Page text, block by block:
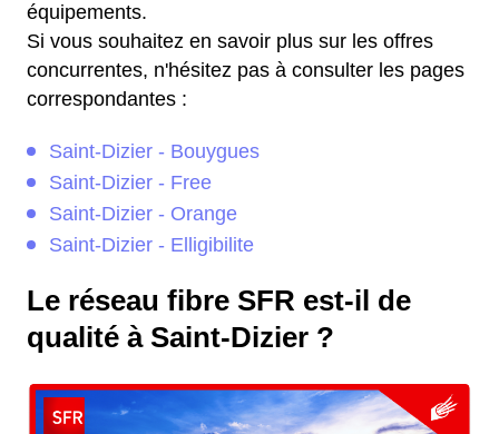
équipements.
Si vous souhaitez en savoir plus sur les offres
concurrentes, n'hésitez pas à consulter les pages
correspondantes :
Saint-Dizier - Bouygues
Saint-Dizier - Free
Saint-Dizier - Orange
Saint-Dizier - Elligibilite
Le réseau fibre SFR est-il de
qualité à Saint-Dizier ?